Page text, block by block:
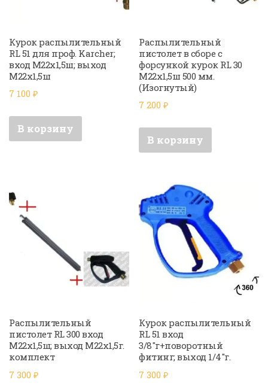
Курок распылительный
RL 51 для проф. Karcher;
вход M22x1,5ш; выход
M22x1,5ш
7 100 ₽
В корзину
Распылительный
пистолет в сборе с
форсункой курок RL 30
М22х1,5ш 500 мм.
(Изогнутый)
7 200₽
В корзину
Распылительный
пистолет RL 300 вход
М22х1,5ш; выход М22х1,5г.
комплект
7 300 ₽
Курок распылительный
RL 51 вход
3/8″г+поворотный
фитинг; выход 1/4″г.
7 300₽